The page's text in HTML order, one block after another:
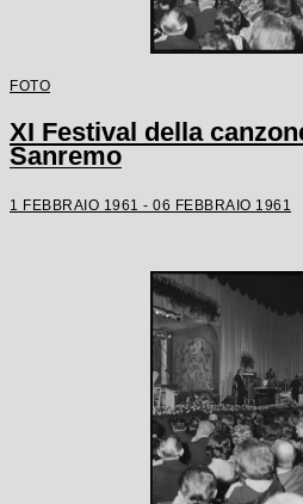
FOTO
XI Festival della
Sanremo
1 FEBBRAIO 1961 - 06 FEBBRAIO 1961